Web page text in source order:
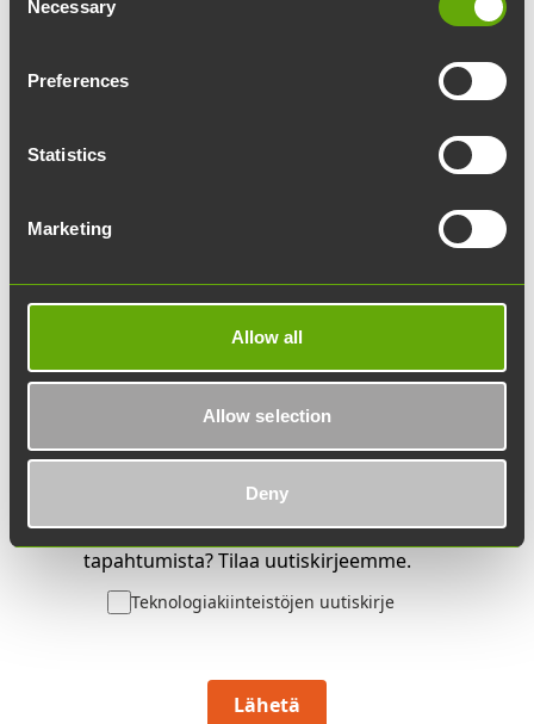
Selection
Necessary
Preferences
Statistics
Marketing
Allow all
Allow selection
Deny
Mitä asiasi koskee?
Haluatko pysyä ajan tasalla Werstaan
uutisista ja Turun Tiedepuiston
tapahtumista? Tilaa uutiskirjeemme.
Teknologiakiinteistöjen uutiskirje
Lähetä